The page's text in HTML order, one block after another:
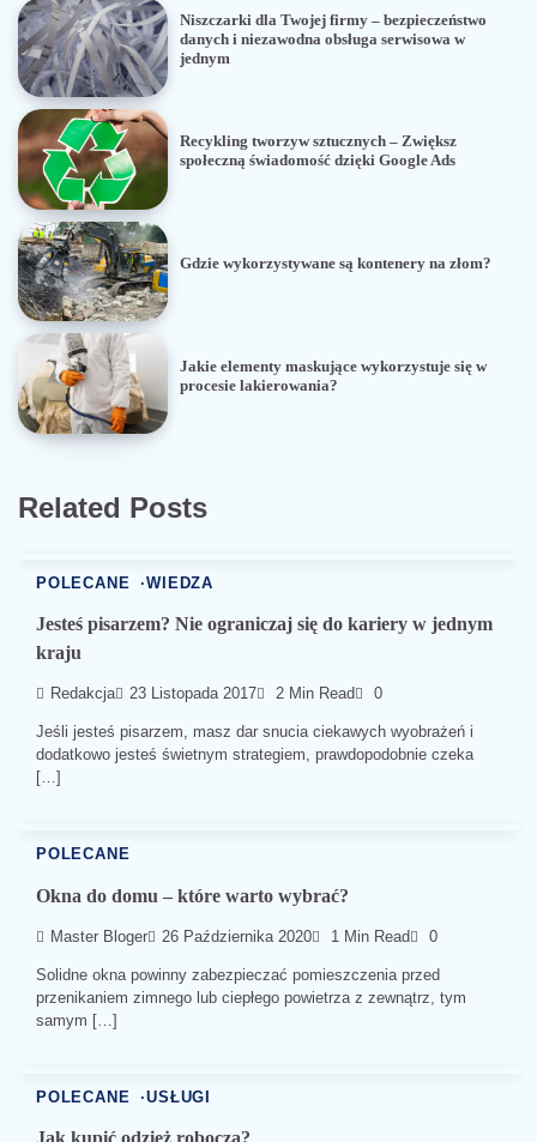
Niszczarki dla Twojej firmy – bezpieczeństwo
danych i niezawodna obsługa serwisowa w
jednym
Recykling tworzyw sztucznych – Zwiększ
społeczną świadomość dzięki Google Ads
Gdzie wykorzystywane są kontenery na złom?
Jakie elementy maskujące wykorzystuje się w
procesie lakierowania?
Related Posts
POLECANE WIEDZA
Jesteś pisarzem? Nie ograniczaj się do kariery w jednym
kraju
Redakcja 23 Listopada 2017 2 Min Read 0
Jeśli jesteś pisarzem, masz dar snucia ciekawych wyobrażeń i
dodatkowo jesteś świetnym strategiem, prawdopodobnie czeka
[…]
POLECANE
Okna do domu – które warto wybrać?
Master Bloger 26 Października 2020 1 Min Read 0
Solidne okna powinny zabezpieczać pomieszczenia przed
przenikaniem zimnego lub ciepłego powietrza z zewnątrz, tym
samym […]
POLECANE USŁUGI